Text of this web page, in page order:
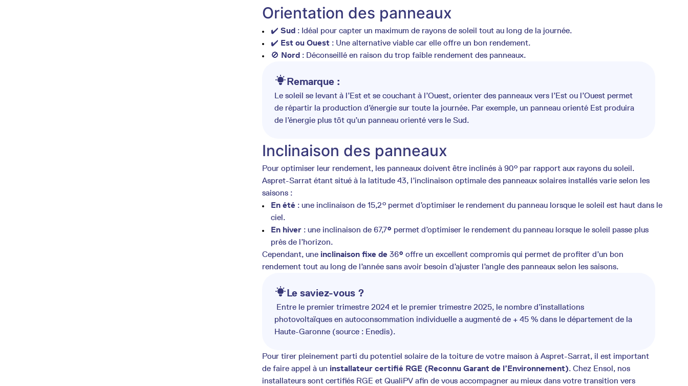
Orientation des panneaux
✔️ Sud : Idéal pour capter un maximum de rayons de soleil tout au long de la journée.
✔️ Est ou Ouest : Une alternative viable car elle offre un bon rendement.
🚫 Nord : Déconseillé en raison du trop faible rendement des panneaux.
Remarque :
Le soleil se levant à l’Est et se couchant à l’Ouest, orienter des panneaux vers l’Est ou l’Ouest permet
de répartir la production d’énergie sur toute la journée. Par exemple, un panneau orienté Est produira
de l’énergie plus tôt qu’un panneau orienté vers le Sud.
Inclinaison des panneaux
Pour optimiser leur rendement, les panneaux doivent être inclinés à 90° par rapport aux rayons du soleil.
Aspret-Sarrat étant situé à la latitude 43, l’inclinaison optimale des panneaux solaires installés varie selon les
saisons :
En été : une inclinaison de 15,2° permet d’optimiser le rendement du panneau lorsque le soleil est haut dans le
ciel.
En hiver : une inclinaison de 67,7° permet d’optimiser le rendement du panneau lorsque le soleil passe plus
près de l’horizon.
Cependant, une inclinaison fixe de 36° offre un excellent compromis qui permet de profiter d’un bon
rendement tout au long de l’année sans avoir besoin d’ajuster l’angle des panneaux selon les saisons.
Le saviez-vous ?
Entre le premier trimestre 2024 et le premier trimestre 2025, le nombre d’installations
photovoltaïques en autoconsommation individuelle a augmenté de + 45 % dans le département de la
Haute-Garonne (source : Enedis).
Pour tirer pleinement parti du potentiel solaire de la toiture de votre maison à Aspret-Sarrat, il est important
de faire appel à un installateur certifié RGE (Reconnu Garant de l’Environnement). Chez Ensol, nos
installateurs sont certifiés RGE et QualiPV afin de vous accompagner au mieux dans votre transition vers